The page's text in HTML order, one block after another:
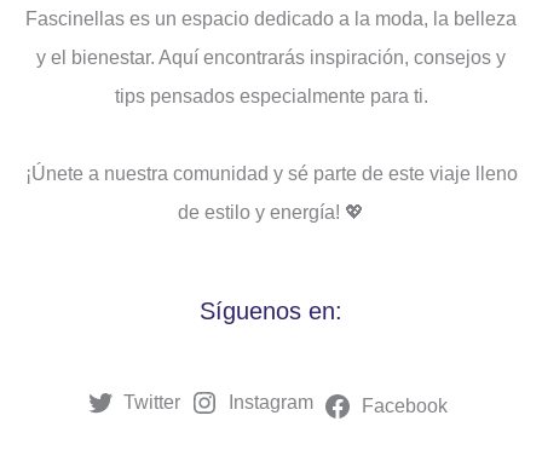
Fascinellas es un espacio dedicado a la moda, la belleza
y el bienestar. Aquí encontrarás inspiración, consejos y
tips pensados ​​especialmente para ti.
¡Únete a nuestra comunidad y sé parte de este viaje lleno
de estilo y energía! 💖
Síguenos en:
Twitter Instagram Facebook